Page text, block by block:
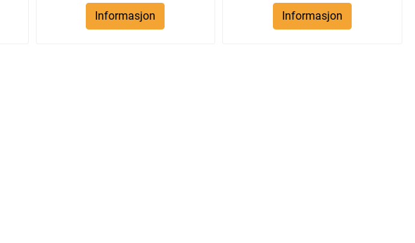
Informasjon Informasjon